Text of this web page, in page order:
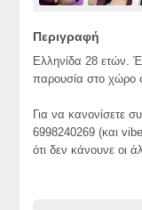
Περιγραφή
Ελληνίδα 28 ετών.
παρουσία στο χώρο
Για να κανονίσετε
6998240269 (και
ότι δεν κάνουνε οι